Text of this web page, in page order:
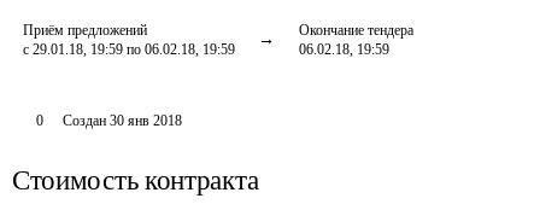
Приём предложений
с 29.01.18, 19:59 по 06.02.18, 19:59
Окончание тендера
06.02.18, 19:59
0 Создан 30 янв 2018
Стоимость контракта